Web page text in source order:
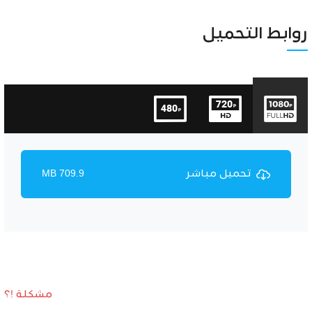
Unmute Settings
روابط التحميل
تحميل مباشر 709.9 MB
مشكلة !؟